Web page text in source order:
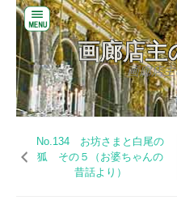
画廊店主
画廊店
る
バ
ッ
ン
No.134 お坊さまと白尾の
狐 その５（お婆ちゃんの
昔話より）